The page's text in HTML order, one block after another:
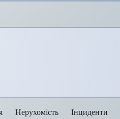
Нерухомість Інциденти